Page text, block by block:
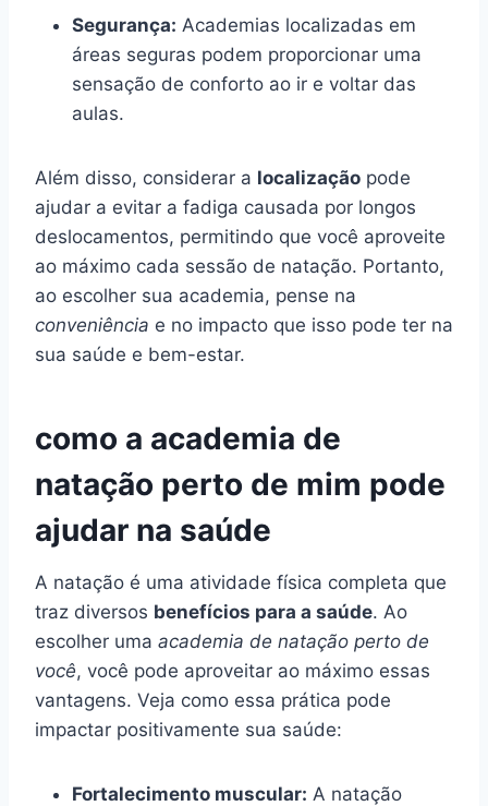
Segurança: Academias localizadas em
áreas seguras podem proporcionar uma
sensação de conforto ao ir e voltar das
aulas.
Além disso, considerar a localização pode
ajudar a evitar a fadiga causada por longos
deslocamentos, permitindo que você aproveite
ao máximo cada sessão de natação. Portanto,
ao escolher sua academia, pense na
conveniência e no impacto que isso pode ter na
sua saúde e bem-estar.
como a academia de
natação perto de mim pode
ajudar na saúde
A natação é uma atividade física completa que
traz diversos benefícios para a saúde. Ao
escolher uma academia de natação perto de
você, você pode aproveitar ao máximo essas
vantagens. Veja como essa prática pode
impactar positivamente sua saúde:
Fortalecimento muscular: A natação